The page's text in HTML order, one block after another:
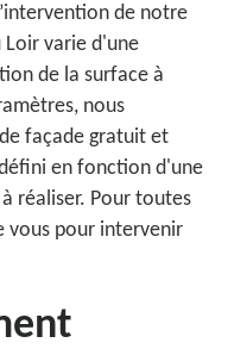
de notre
Loir varie d'une
de la surface à
nous
façade gratuit et
en fonction d'une
réaliser. Pour toutes
vous pour intervenir